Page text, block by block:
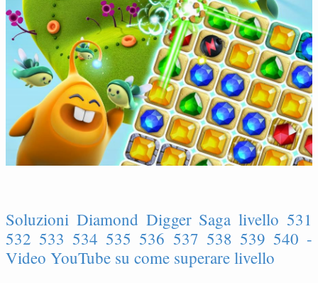
Soluzioni Diamond Digger Saga livello 531
532 533 534 535 536 537 538 539 540 -
Video YouTube su come superare livello